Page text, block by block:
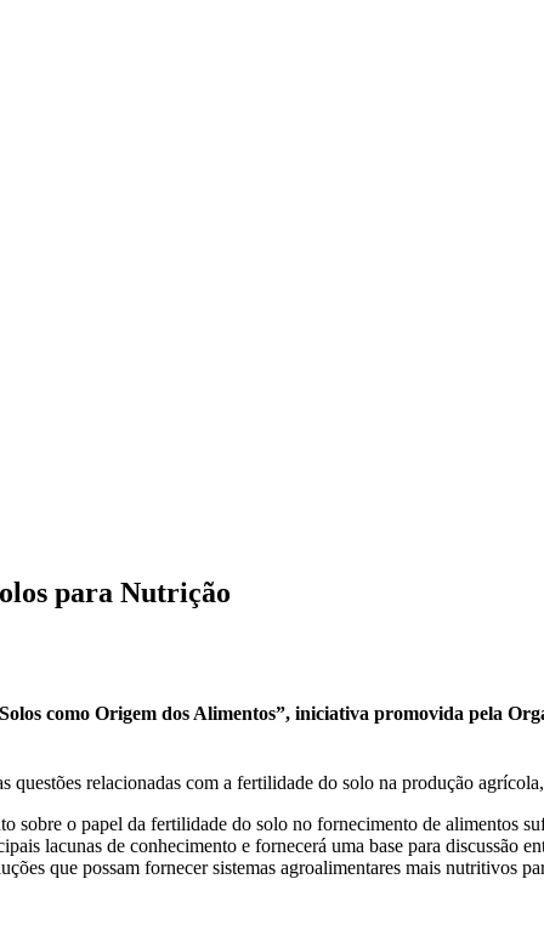
para Nutrição
como Origem dos Alimentos”, iniciativa promovida pela
questões relacionadas com a fertilidade do solo na produção
sobre o papel da fertilidade do solo no fornecimento de alimentos
lacunas de conhecimento e fornecerá uma base para discussão
que possam fornecer sistemas agroalimentares mais nutritivos